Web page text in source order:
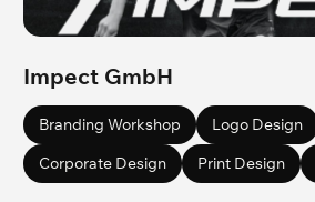
Impect GmbH
Branding Workshop
Logo Design
Corporate Design
Print Design